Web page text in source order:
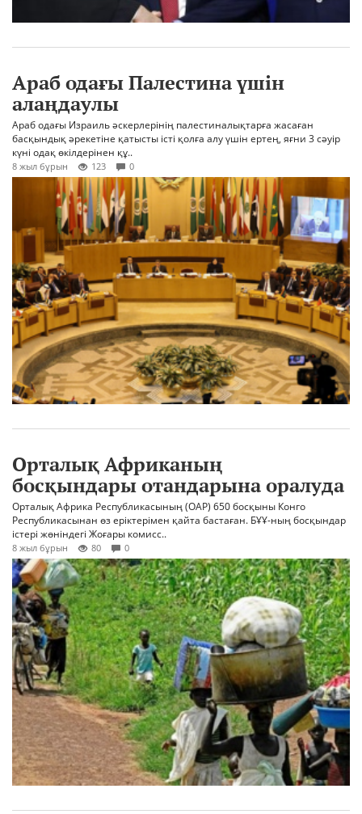
Араб одағы Палестина үшін
алаңдаулы
Араб одағы Израиль әскерлерінің палестиналықтарға жасаған
басқындық әрекетіне қатысты істі қолға алу үшін ертең, яғни 3 сәуір
күні одақ өкілдерінен құ..
8 жыл бұрын 123 0
Орталық Африканың
босқындары отандарына оралуда
Орталық Африка Республикасының (ОАР) 650 босқыны Конго
Республикасынан өз еріктерімен қайта бастаған. БҰҰ-ның босқындар
істері жөніндегі Жоғары комисс..
8 жыл бұрын 80 0